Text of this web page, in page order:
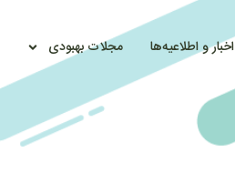
اخبار و اطلاعیه‌ها مجلات بهبودی